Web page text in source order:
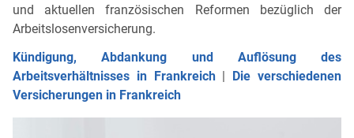
und aktuellen französischen Reformen bezüglich der
Arbeitslosenversicherung.
Kündigung, Abdankung und Auflösung des
Arbeitsverhältnisses in Frankreich|
Die verschiedenen
Versicherungen in Frankreich